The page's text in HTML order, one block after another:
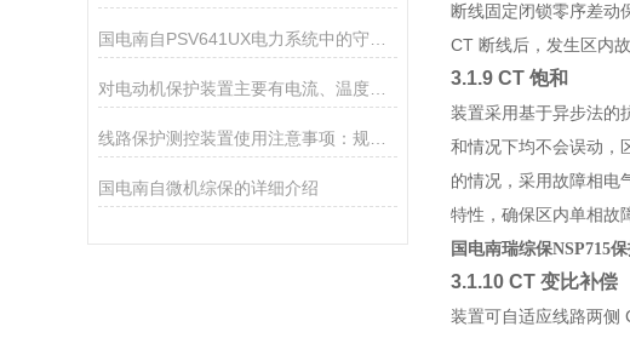
线路保护测控装置使用注意事项：规范运维，规避运行风险
国电南自微机综保的详细介绍
断线固定闭锁零序差动
CT 断线后，发生区内
3.1.9 CT 饱和
装置采用基于异步法的
和情况下均不会误动，
的情况，采用故障相电
特性，确保区内单相故
国电南瑞综保NSP715
3.1.10 CT 变比补偿
装置可自适应线路两侧